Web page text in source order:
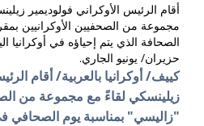
أقام الرئيس الأوكراني فولوديمير
مجموعة من الصحفيين الأوكرانيين
حزيران/ يونيو الجاري.
كييف/ أوكرانيا بالعربية/ أقام
زيلينسكي لقاءً مع مجموعة من
"زاليسي" بمناسبة يوم الصحافي